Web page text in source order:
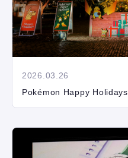
2026.03.26
Pokémon Happy Holidays